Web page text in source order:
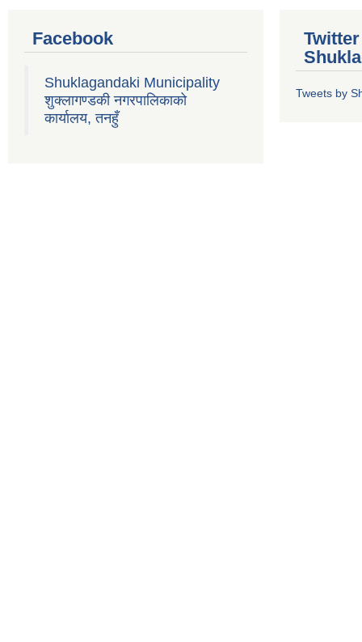
Facebook
Shuklagandaki Municipality
शुक्लागण्डकी नगरपालिकाको
कार्यालय, तनहुँ
Tweets by